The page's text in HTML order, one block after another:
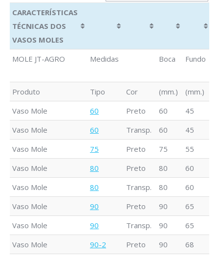
CARACTERÍSTICAS
TÉCNICAS DOS
VASOS MOLES
CARACTERÍSTICAS
VASOS MOLES
MOLE JT-AGRO Medidas Boca Fundo
Produto Tipo Cor (mm.) (mm.)
Vaso Mole
60 Preto 60 45
Vaso Mole
60 Transp. 60 45
Vaso Mole
75 Preto 75 55
Vaso Mole
80 Preto 80 60
Vaso Mole
80 Transp. 80 60
Vaso Mole
90 Preto 90 65
Vaso Mole
90 Transp. 90 65
Vaso Mole
90-2 Preto 90 68